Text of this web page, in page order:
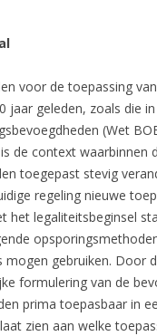
voor de toepassing
jaar geleden, zoals die
(Wet
de context waarbinnen
toegepast stevig
regeling nieuwe
het legaliteitsbeginsel
mogen gebruiken. Door
formulering van de
prima toepasbaar in
zien aan welke